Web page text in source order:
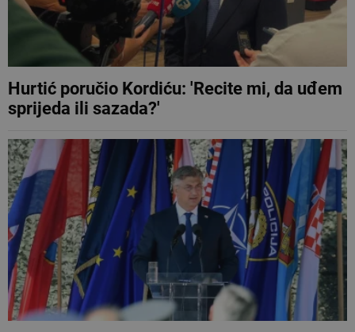
Hurtić poručio Kordiću: 'Recite mi, da uđem
sprijeda ili sazada?'